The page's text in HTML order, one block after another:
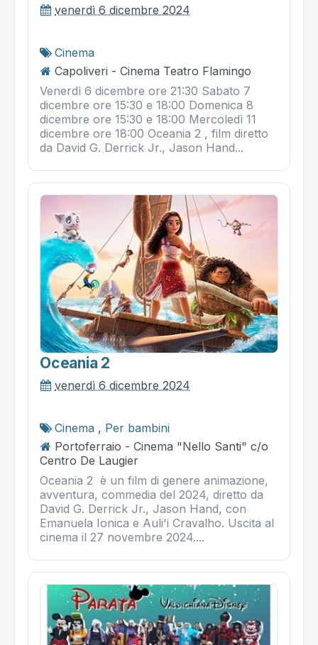
venerdì 6 dicembre 2024
Cinema
Capoliveri - Cinema Teatro Flamingo
Venerdì 6 dicembre ore 21:30 Sabato 7
dicembre ore 15:30 e 18:00 Domenica 8
dicembre ore 15:30 e 18:00 Mercoledì 11
dicembre ore 18:00 Oceania 2 , film diretto
da David G. Derrick Jr., Jason Hand...
Oceania 2
venerdì 6 dicembre 2024
Cinema , Per bambini
Portoferraio - Cinema "Nello Santi" c/o
Centro De Laugier
Oceania 2 è un film di genere animazione,
avventura, commedia del 2024, diretto da
David G. Derrick Jr., Jason Hand, con
Emanuela Ionica e Auli'i Cravalho. Uscita al
cinema il 27 novembre 2024....